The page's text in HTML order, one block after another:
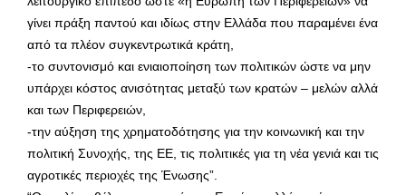
γίνει πράξη παντού και ιδίως στην Ελλάδα που παραμένει ένα
από τα πλέον συγκεντρωτικά κράτη,
-το συντονισμό και ενιαιοποίηση των πολιτικών ώστε να μην
υπάρχει κόστος ανισότητας μεταξύ των κρατών – μελών αλλά
και των Περιφερειών,
-την αύξηση της χρηματοδότησης για την κοινωνική και την
πολιτική Συνοχής, της ΕΕ, τις πολιτικές για τη νέα γενιά και τις
αγροτικές περιοχές της Ένωσης”.